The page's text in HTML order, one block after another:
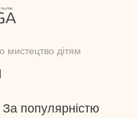
мистецтво дітям
За популярністю